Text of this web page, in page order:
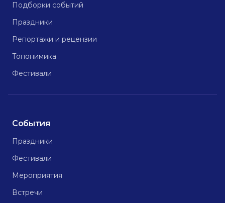
Подборки событий
Праздники
Репортажи и рецензии
Топонимика
Фестивали
События
Праздники
Фестивали
Мероприятия
Встречи